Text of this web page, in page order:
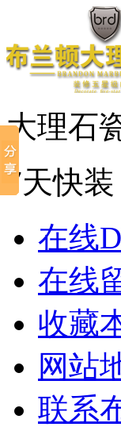
大理石
7天快装
在线
在线
收藏
网站
联系